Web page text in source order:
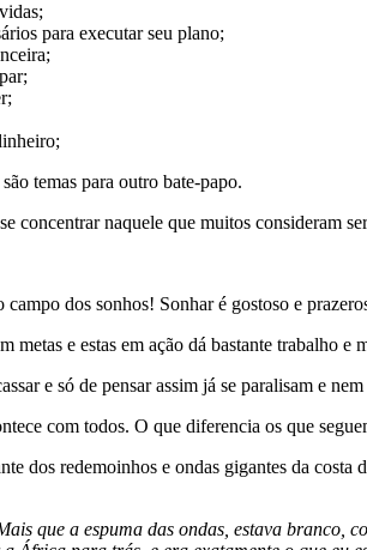
para executar seu plano;
temas para outro bate-papo.
concentrar naquele que muitos consideram
campo dos sonhos! Sonhar é gostoso e
metas e estas em ação dá bastante trabalho
e só de pensar assim já se paralisam e
com todos. O que diferencia os que
dos redemoinhos e ondas gigantes da
que a espuma das ondas, estava